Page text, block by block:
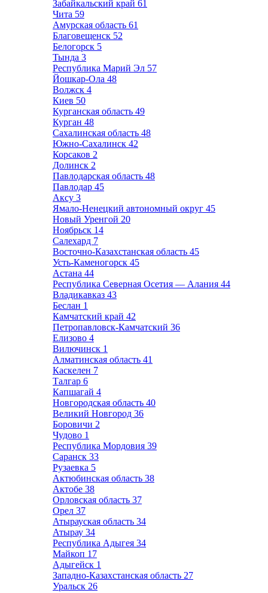
Забайкальский край 61
Чита 59
Амурская область 61
Благовещенск 52
Белогорск 5
Тында 3
Республика Марий Эл 57
Йошкар-Ола 48
Волжск 4
Киев 50
Курганская область 49
Курган 48
Сахалинская область 48
Южно-Сахалинск 42
Корсаков 2
Долинск 2
Павлодарская область 48
Павлодар 45
Аксу 3
Ямало-Ненецкий автономный округ 45
Новый Уренгой 20
Ноябрьск 14
Салехард 7
Восточно-Казахстанская область 45
Усть-Каменогорск 45
Астана 44
Республика Северная Осетия — Алания 44
Владикавказ 43
Беслан 1
Камчатский край 42
Петропавловск-Камчатский 36
Елизово 4
Вилючинск 1
Алматинская область 41
Каскелен 7
Талгар 6
Капшагай 4
Новгородская область 40
Великий Новгород 36
Боровичи 2
Чудово 1
Республика Мордовия 39
Саранск 33
Рузаевка 5
Актюбинская область 38
Актобе 38
Орловская область 37
Орел 37
Атырауская область 34
Атырау 34
Республика Адыгея 34
Майкоп 17
Адыгейск 1
Западно-Казахстанская область 27
Уральск 26